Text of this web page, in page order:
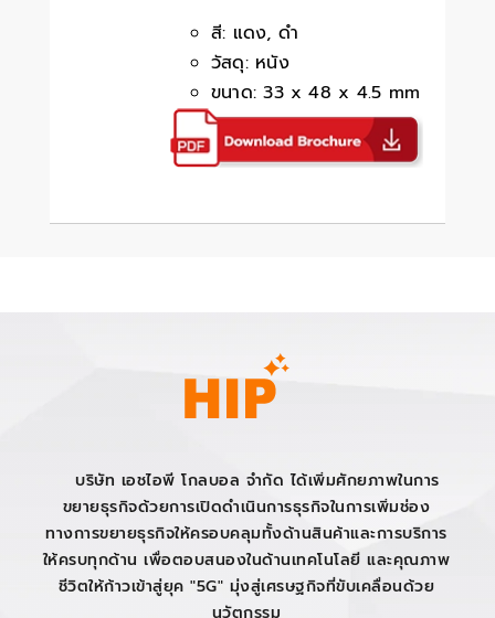
สี: แดง, ดำ
วัสดุ: หนัง
ขนาด: 33 x 48 x 4.5 mm
บริษัท เอชไอพี โกลบอล จำกัด ได้เพิ่มศักยภาพในการ
ขยายธุรกิจด้วยการเปิดดำเนินการธุรกิจในการเพิ่มช่อง
ทางการขยายธุรกิจให้ครอบคลุมทั้งด้านสินค้าและการบริการ
ให้ครบทุกด้าน เพื่อตอบสนองในด้านเทคโนโลยี และคุณภาพ
ชีวิตให้ก้าวเข้าสู่ยุค "5G" มุ่งสู่เศรษฐกิจที่ขับเคลื่อนด้วย
นวัตกรรม